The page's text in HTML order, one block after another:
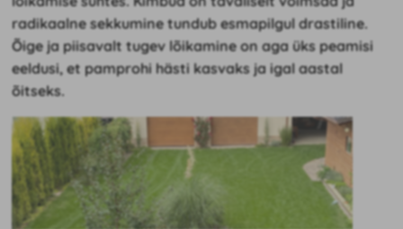
radikaalne sekkumine tundub esmapilgul drastiline.
Õige ja piisavalt tugev lõikamine on aga üks peamisi
eeldusi, et pamprohi hästi kasvaks ja igal aastal
õitseks.